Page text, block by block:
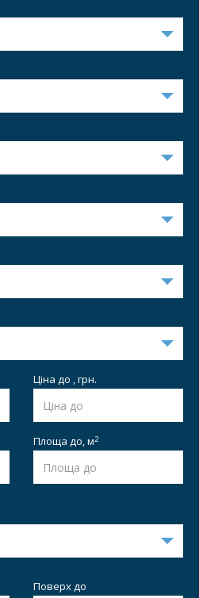
Ціна до , грн.
Площа до,м2
Поверх до